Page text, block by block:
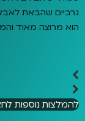
גרביים שהבאת
הוא מרוצה מאוד
להמלצות נוספות